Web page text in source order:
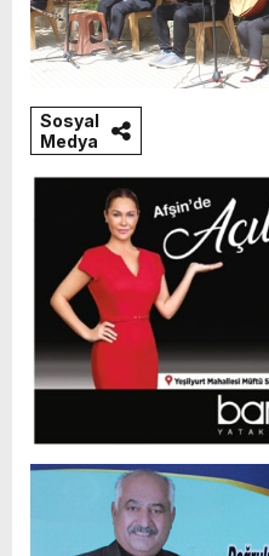
Sosyal
Medya